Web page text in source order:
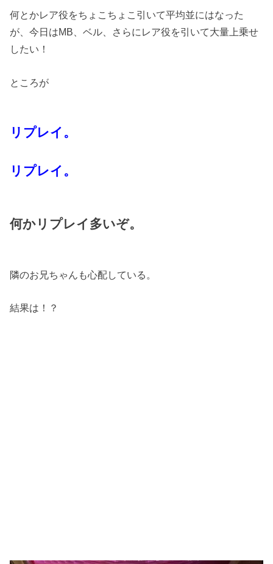
何とかレア役をちょこちょこ引いて平均並にはなった
が、今日はMB、ベル、さらにレア役を引いて大量上乗せ
したい！
ところが
リプレイ。
リプレイ。
何かリプレイ多いぞ。
隣のお兄ちゃんも心配している。
結果は！？